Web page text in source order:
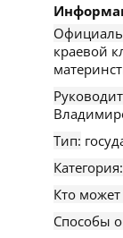
краевой
Тип:
Категория:
Кто
Способы